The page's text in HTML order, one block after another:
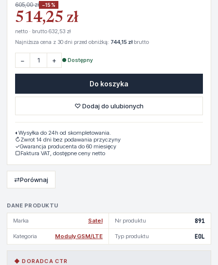
DANE PRODUKTU
Marka Satel Nr produktu 891
Kategoria Moduly GSM/LTE Typ produktu EOL
◆ DORADCA CTR
605,00 zł −15%
514,25 zł
netto · brutto 632,53 zł
Najniższa cena z 30 dni przed obniżką: 744,15 złbrutto
− + ● Dostępny
Do koszyka
♡ Dodaj do ulubionych
◐ Wysyłka do 24h od skompletowania.
↻Zwrot 14 dni bez podawania przyczyny
✓Gwarancja producenta do 60 miesięcy
▢Faktura VAT, dostępne ceny netto
⇄Porównaj